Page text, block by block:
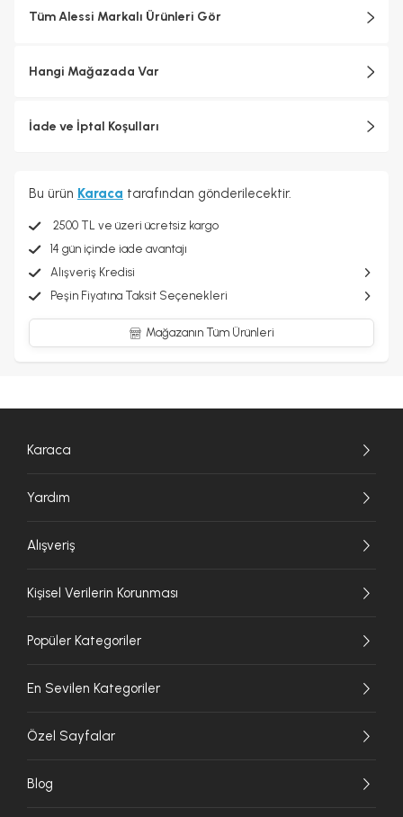
yetenekli ustalar tarafından İtalya'da üretilmektedir. Tasarım
sürecinde endüstriyel üretimin teknolojik karmaşıklığı ile
uygulanmaktadır.
Tüm Alessi Markalı Ürünleri Gör
Hangi Mağazada Var
İade ve İptal Koşulları
Bu ürün Karaca tarafından gönderilecektir.
2500 TL ve üzeri ücretsiz kargo
14 gün içinde iade avantajı
Alışveriş Kredisi
Peşin Fiyatına Taksit Seçenekleri
Mağazanın Tüm Ürünleri
Karaca
Yardım
Alışveriş
Kişisel Verilerin Korunması
Popüler Kategoriler
En Sevilen Kategoriler
Özel Sayfalar
Blog